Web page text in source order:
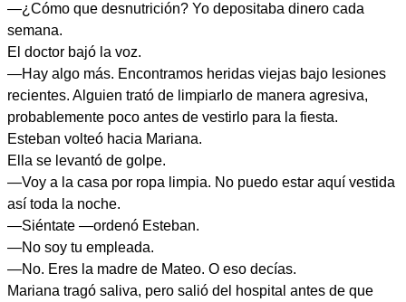
—¿Cómo que desnutrición? Yo depositaba dinero cada
semana.
El doctor bajó la voz.
—Hay algo más. Encontramos heridas viejas bajo lesiones
recientes. Alguien trató de limpiarlo de manera agresiva,
probablemente poco antes de vestirlo para la fiesta.
Esteban volteó hacia Mariana.
Ella se levantó de golpe.
—Voy a la casa por ropa limpia. No puedo estar aquí vestida
así toda la noche.
—Siéntate —ordenó Esteban.
—No soy tu empleada.
—No. Eres la madre de Mateo. O eso decías.
Mariana tragó saliva, pero salió del hospital antes de que